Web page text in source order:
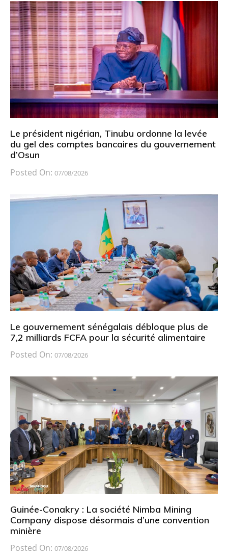
Le président nigérian, Tinubu ordonne la levée
du gel des comptes bancaires du gouvernement
d’Osun
Posted On: 07/08/2026
Le gouvernement sénégalais débloque plus de
7,2 milliards FCFA pour la sécurité alimentaire
Posted On: 07/08/2026
Guinée-Conakry : La société Nimba Mining
Company dispose désormais d’une convention
minière
Posted On: 07/08/2026